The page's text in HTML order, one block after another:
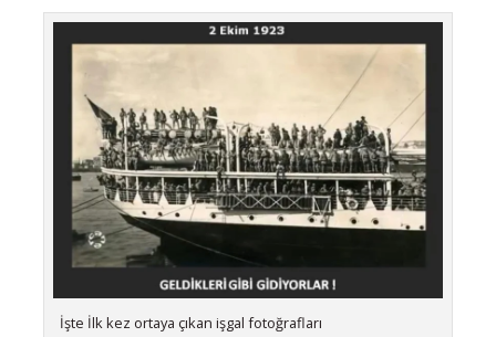
İşte İlk kez ortaya çıkan işgal fotoğrafları